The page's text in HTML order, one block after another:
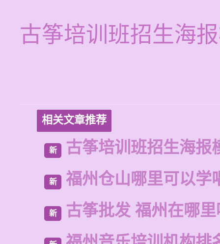
古筝培训班招生海
相关文章推荐
新 古筝培训班招生海报
新 福州仓山哪里可以学
新 古筝批发 福州在哪